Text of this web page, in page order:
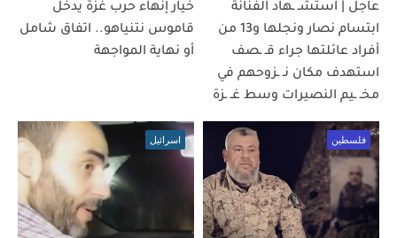
عاجل | استشـ ـهاد الفنانة
ابتسام نصار ونجلها و13 من
أفراد عائلتها جراء قـ ـصف
استهدف مكان نـ ـزوحهم في
مخـ ـيم النصيرات وسط غـ ـزة
خيار إنهاء حرب غزة يدخل
قاموس نتنياهو.. اتفاق شامل
أو نهاية المواجهة
فلسطين اسرائيل